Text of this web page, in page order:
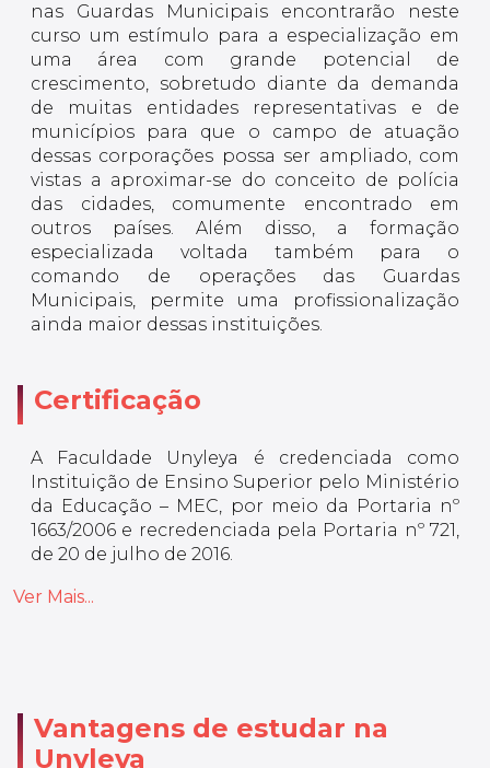
nas Guardas Municipais encontrarão neste
curso um estímulo para a especialização em
uma área com grande potencial de
crescimento, sobretudo diante da demanda
de muitas entidades representativas e de
municípios para que o campo de atuação
dessas corporações possa ser ampliado, com
vistas a aproximar-se do conceito de polícia
das cidades, comumente encontrado em
outros países. Além disso, a formação
especializada voltada também para o
comando de operações das Guardas
Municipais, permite uma profissionalização
ainda maior dessas instituições.
Certificação
A Faculdade Unyleya é credenciada como
Instituição de Ensino Superior pelo Ministério
da Educação – MEC, por meio da Portaria nº
1663/2006 e recredenciada pela Portaria nº 721,
de 20 de julho de 2016.
Ver Mais...
Vantagens de estudar na
Unyleya